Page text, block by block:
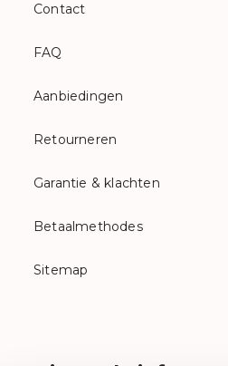
Contact
FAQ
Aanbiedingen
Retourneren
Garantie & klachten
Betaalmethodes
Sitemap